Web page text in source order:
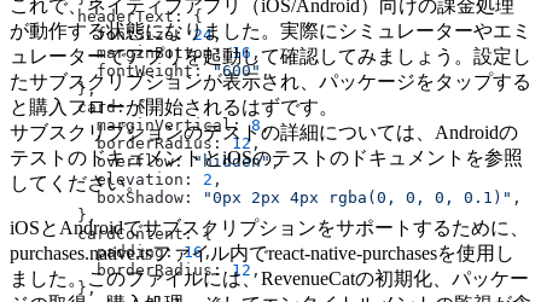
  headerText: {
    fontSize:
24,
    marginBottom:
16 ,
    fontWeight:
"600" ,
  },
  card: {
    marginVertical:
8 ,
    borderRadius:
12 ,
    overflow:
"hidden",
    elevation:
2 ,
    boxShadow:
"0px 2px 4px rgba(0, 0, 0, 0.1)" ,
  },
  cardContent: {
    padding:
16,
    borderRadius:
12 ,
  },
これで、ネイティブアプリ（iOS/Android）向けの課金処理
が動作する状態になりました。実際にシミュレーターやエミ
ュレーターでアプリを起動して確認してみましょう。設定し
たサブスクリプションが表示され、パッケージをタップする
と購入フローが開始されるはずです。
サブスクリプションのテストの詳細については、Androidの
テストのドキュメントとiOSのテストのドキュメントを参照
してください。
iOSとAndroidでサブスクリプションをサポートするために、
purchases.native.tsファイル内でreact-native-purchasesを使用し
ました。このファイルには、RevenueCatの初期化、パッケー